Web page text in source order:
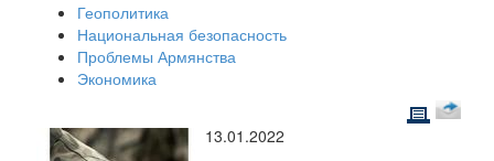
Геополитика
Национальная безопасность
Проблемы Армянства
Экономика
13.01.2022